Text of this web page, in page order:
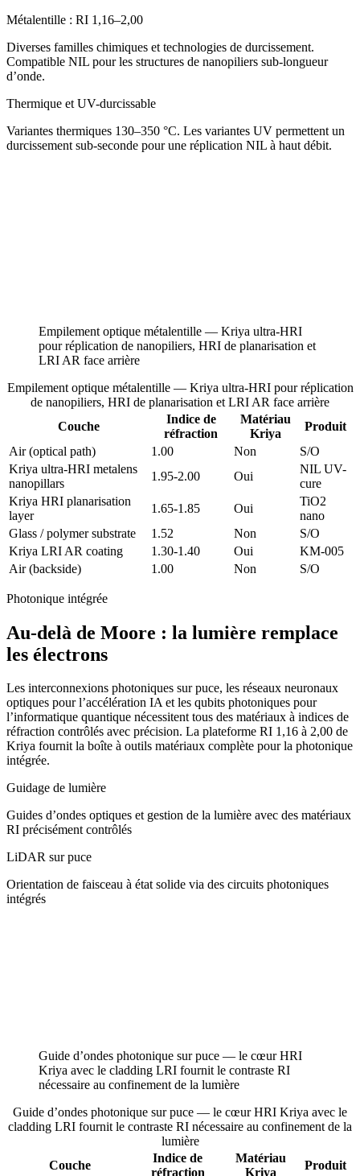
Métalentille : RI 1,16–2,00
Diverses familles chimiques et technologies de durcissement.
Compatible NIL pour les structures de nanopiliers sub-longueur
d’onde.
Thermique et UV-durcissable
Variantes thermiques 130–350 °C. Les variantes UV permettent un
durcissement sub-seconde pour une réplication NIL à haut débit.
Empilement optique métalentille — Kriya ultra-HRI
pour réplication de nanopiliers, HRI de planarisation et
LRI AR face arrière
Empilement optique métalentille — Kriya ultra-HRI pour réplication
de nanopiliers, HRI de planarisation et LRI AR face arrière
Couche
Indice de
réfraction
Matériau
Kriya
Produit
Air (optical path)
1.00 Non
S/O
Kriya ultra-HRI metalens
nanopillars
1.95-2.00 Oui
NIL UV-
cure
Kriya HRI planarisation
layer
1.65-1.85 Oui
TiO2
nano
Glass / polymer substrate
1.52 Non
S/O
Kriya LRI AR coating
1.30-1.40 Oui
KM-005
Air (backside)
1.00 Non S/O
Photonique intégrée
Au-delà de Moore : la lumière remplace
les électrons
Les interconnexions photoniques sur puce, les réseaux neuronaux
optiques pour l’accélération IA et les qubits photoniques pour
l’informatique quantique nécessitent tous des matériaux à indices de
réfraction contrôlés avec précision. La plateforme RI 1,16 à 2,00 de
Kriya fournit la boîte à outils matériaux complète pour la photonique
intégrée.
Guidage de lumière
Guides d’ondes optiques et gestion de la lumière avec des matériaux
RI précisément contrôlés
LiDAR sur puce
Orientation de faisceau à état solide via des circuits photoniques
intégrés
Guide d’ondes photonique sur puce — le cœur HRI
Kriya avec le cladding LRI fournit le contraste RI
nécessaire au confinement de la lumière
Guide d’ondes photonique sur puce — le cœur HRI Kriya avec le
cladding LRI fournit le contraste RI nécessaire au confinement de la
lumière
Couche
Indice de
réfraction
Matériau
Kriya
Produit